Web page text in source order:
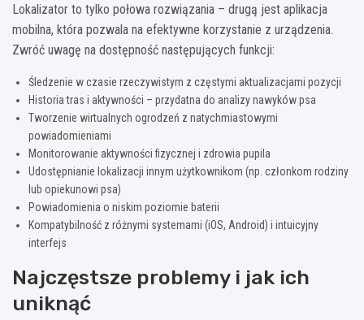
Lokalizator to tylko połowa rozwiązania – drugą jest aplikacja
mobilna, która pozwala na efektywne korzystanie z urządzenia.
Zwróć uwagę na dostępność następujących funkcji:
Śledzenie w czasie rzeczywistym z częstymi aktualizacjami pozycji
Historia tras i aktywności – przydatna do analizy nawyków psa
Tworzenie wirtualnych ogrodzeń z natychmiastowymi
powiadomieniami
Monitorowanie aktywności fizycznej i zdrowia pupila
Udostępnianie lokalizacji innym użytkownikom (np. członkom rodziny
lub opiekunowi psa)
Powiadomienia o niskim poziomie baterii
Kompatybilność z różnymi systemami (iOS, Android) i intuicyjny
interfejs
Najczęstsze problemy i jak ich
uniknąć